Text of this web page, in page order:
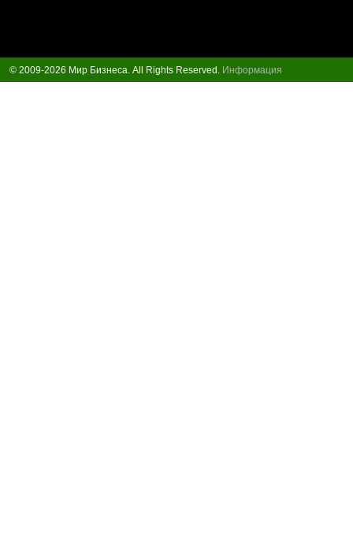
© 2009-2026 Мир Бизнеса. All Rights Reserved. Информация